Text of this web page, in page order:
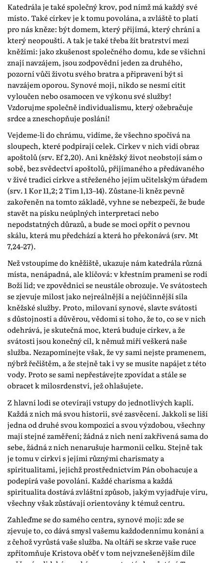
Katedrála je také společný krov, pod nímž má každý své
místo. Také církev je k tomu povolána, a zvláště to platí
pro nás kněze: být domem, který přijímá, který chrání a
který neopouští. A tak je také třeba žít bratrství mezi
kněžími: jako zkušenost společného domu, kde se všichni
znají navzájem, jsou zodpovědní jeden za druhého,
pozorní vůči životu svého bratra a připravení být si
navzájem oporou. Synové moji, nikdo se nesmí cítit
vyloučen nebo osamocen ve výkonu své služby!
Vzdorujme společně individualismu, který ožebračuje
srdce a zneschopňuje poslání!
Vejdeme-li do chrámu, vidíme, že všechno spočívá na
sloupech, které podpírají celek. Církev v nich vidí obraz
apoštolů (srv. Ef 2,20). Ani kněžský život neobstojí sám o
sobě, bez svědectví apoštolů, přijímaného a předávaného
v živé tradici církve a střeženého jejím učitelským úřadem
(srv. 1 Kor 11,2; 2 Tim 1,13–14). Zůstane-li kněz pevně
zakořeněn na tomto základě, vyhne se nebezpečí, že bude
stavět na písku neúplných interpretací nebo
nepodstatných důrazů, a bude se moci opřít o pevnou
skálu, která mu předchází a která ho překonává (srv. Mt
7,24–27).
Než vstoupíme do kněžiště, ukazuje nám katedrála různá
místa, nenápadná, ale klíčová: v křestním prameni se rodí
Boží lid; ve zpovědnici se neustále obrozuje. Ve svátostech
se zjevuje milost jako nejreálnější a nejúčinnější síla
kněžské služby. Proto, milovaní synové, slavte svátosti
s důstojností a důvěrou, vědomi si toho, že to, co se v nich
odehrává, je skutečná moc, která buduje církev, a že
svátosti jsou konečný cíl, k němuž míří veškerá naše
služba. Nezapomínejte však, že vy sami nejste pramenem,
nýbrž řečištěm, a že stejně tak i vy se musíte napájet z této
vody. Proto se sami nepřestávejte zpovídat a stále se
obracet k milosrdenství, jež ohlašujete.
Z hlavní lodi se otevírají vstupy do jednotlivých kaplí.
Každá z nich má svou historii, své zasvěcení. Jakkoli se liší
jedna od druhé svou kompozicí a svou výzdobou, všechny
mají stejné zaměření; žádná z nich není zakřivená sama do
sebe, žádná z nich nenarušuje harmonii celku. Stejně tak
je tomu v církvi s jejími různými charismaty a
spiritualitami, jejichž prostřednictvím Pán obohacuje a
podepírá vaše povolání. Každé charisma a každá
spiritualita dostává zvláštní způsob, jakým vyjadřuje víru,
všechny však zůstávají orientovány k témuž centru.
Zahleďme se do samého centra, synové moji: zde se
zjevuje to, co dává smysl vašemu každodennímu konání a
z čehož vyrůstá vaše služba. Na oltáři se skrze vaše ruce
zpřítomňuje Kristova oběť v tom nejvznešenějším díle